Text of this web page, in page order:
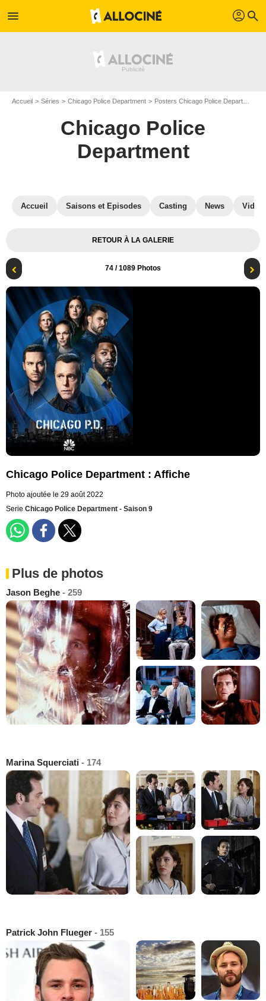
menu profil search
Accueil Séries Chicago Police Department Posters Chicago Police Department
Chicago Police
Department
Accueil Saisons et Episodes Casting News
RETOUR À LA GALERIE
74 / 1089 Photos
Chicago Police Department : Affiche
Photo ajoutée le 29 août 2022
Serie Chicago Police Department - Saison 9
Plus de photos
Jason Beghe - 259
Marina Squerciati - 174
Patrick John Flueger - 155